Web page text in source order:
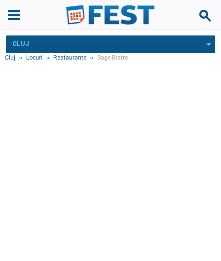
CLUJ
Cluj Locuri Restaurante Sage Bistro